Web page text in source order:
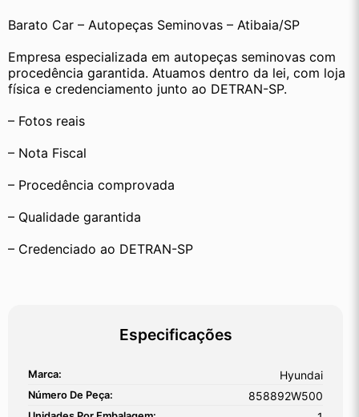
Barato Car – Autopeças Seminovas – Atibaia/SP
Empresa especializada em autopeças seminovas com
procedência garantida. Atuamos dentro da lei, com loja
física e credenciamento junto ao DETRAN-SP.
– Fotos reais
– Nota Fiscal
– Procedência comprovada
– Qualidade garantida
– Credenciado ao DETRAN-SP
Especificações
Marca: Hyundai
Número De Peça: 858892W500